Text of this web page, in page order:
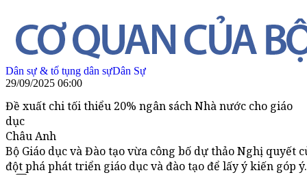
Dân sự & tố tụng dân sựDân Sự
29/09/2025 06:00
Đề xuất chi tối thiểu 20% ngân sách Nhà nước cho giáo
dục
Châu Anh
Bộ Giáo dục và Đào tạo vừa công bố dự thảo Nghị quyết
đột phá phát triển giáo dục và đào tạo để lấy ý kiến góp ý.